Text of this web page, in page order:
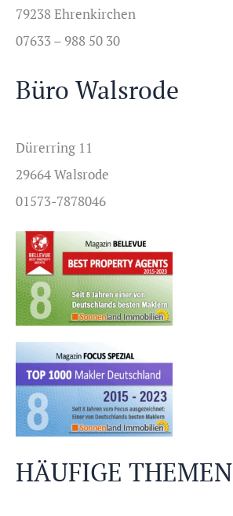
79238 Ehrenkirchen
07633 – 988 50 30
Büro Walsrode
Dürerring 11
29664 Walsrode
01573-7878046
HÄUFIGE THEMEN